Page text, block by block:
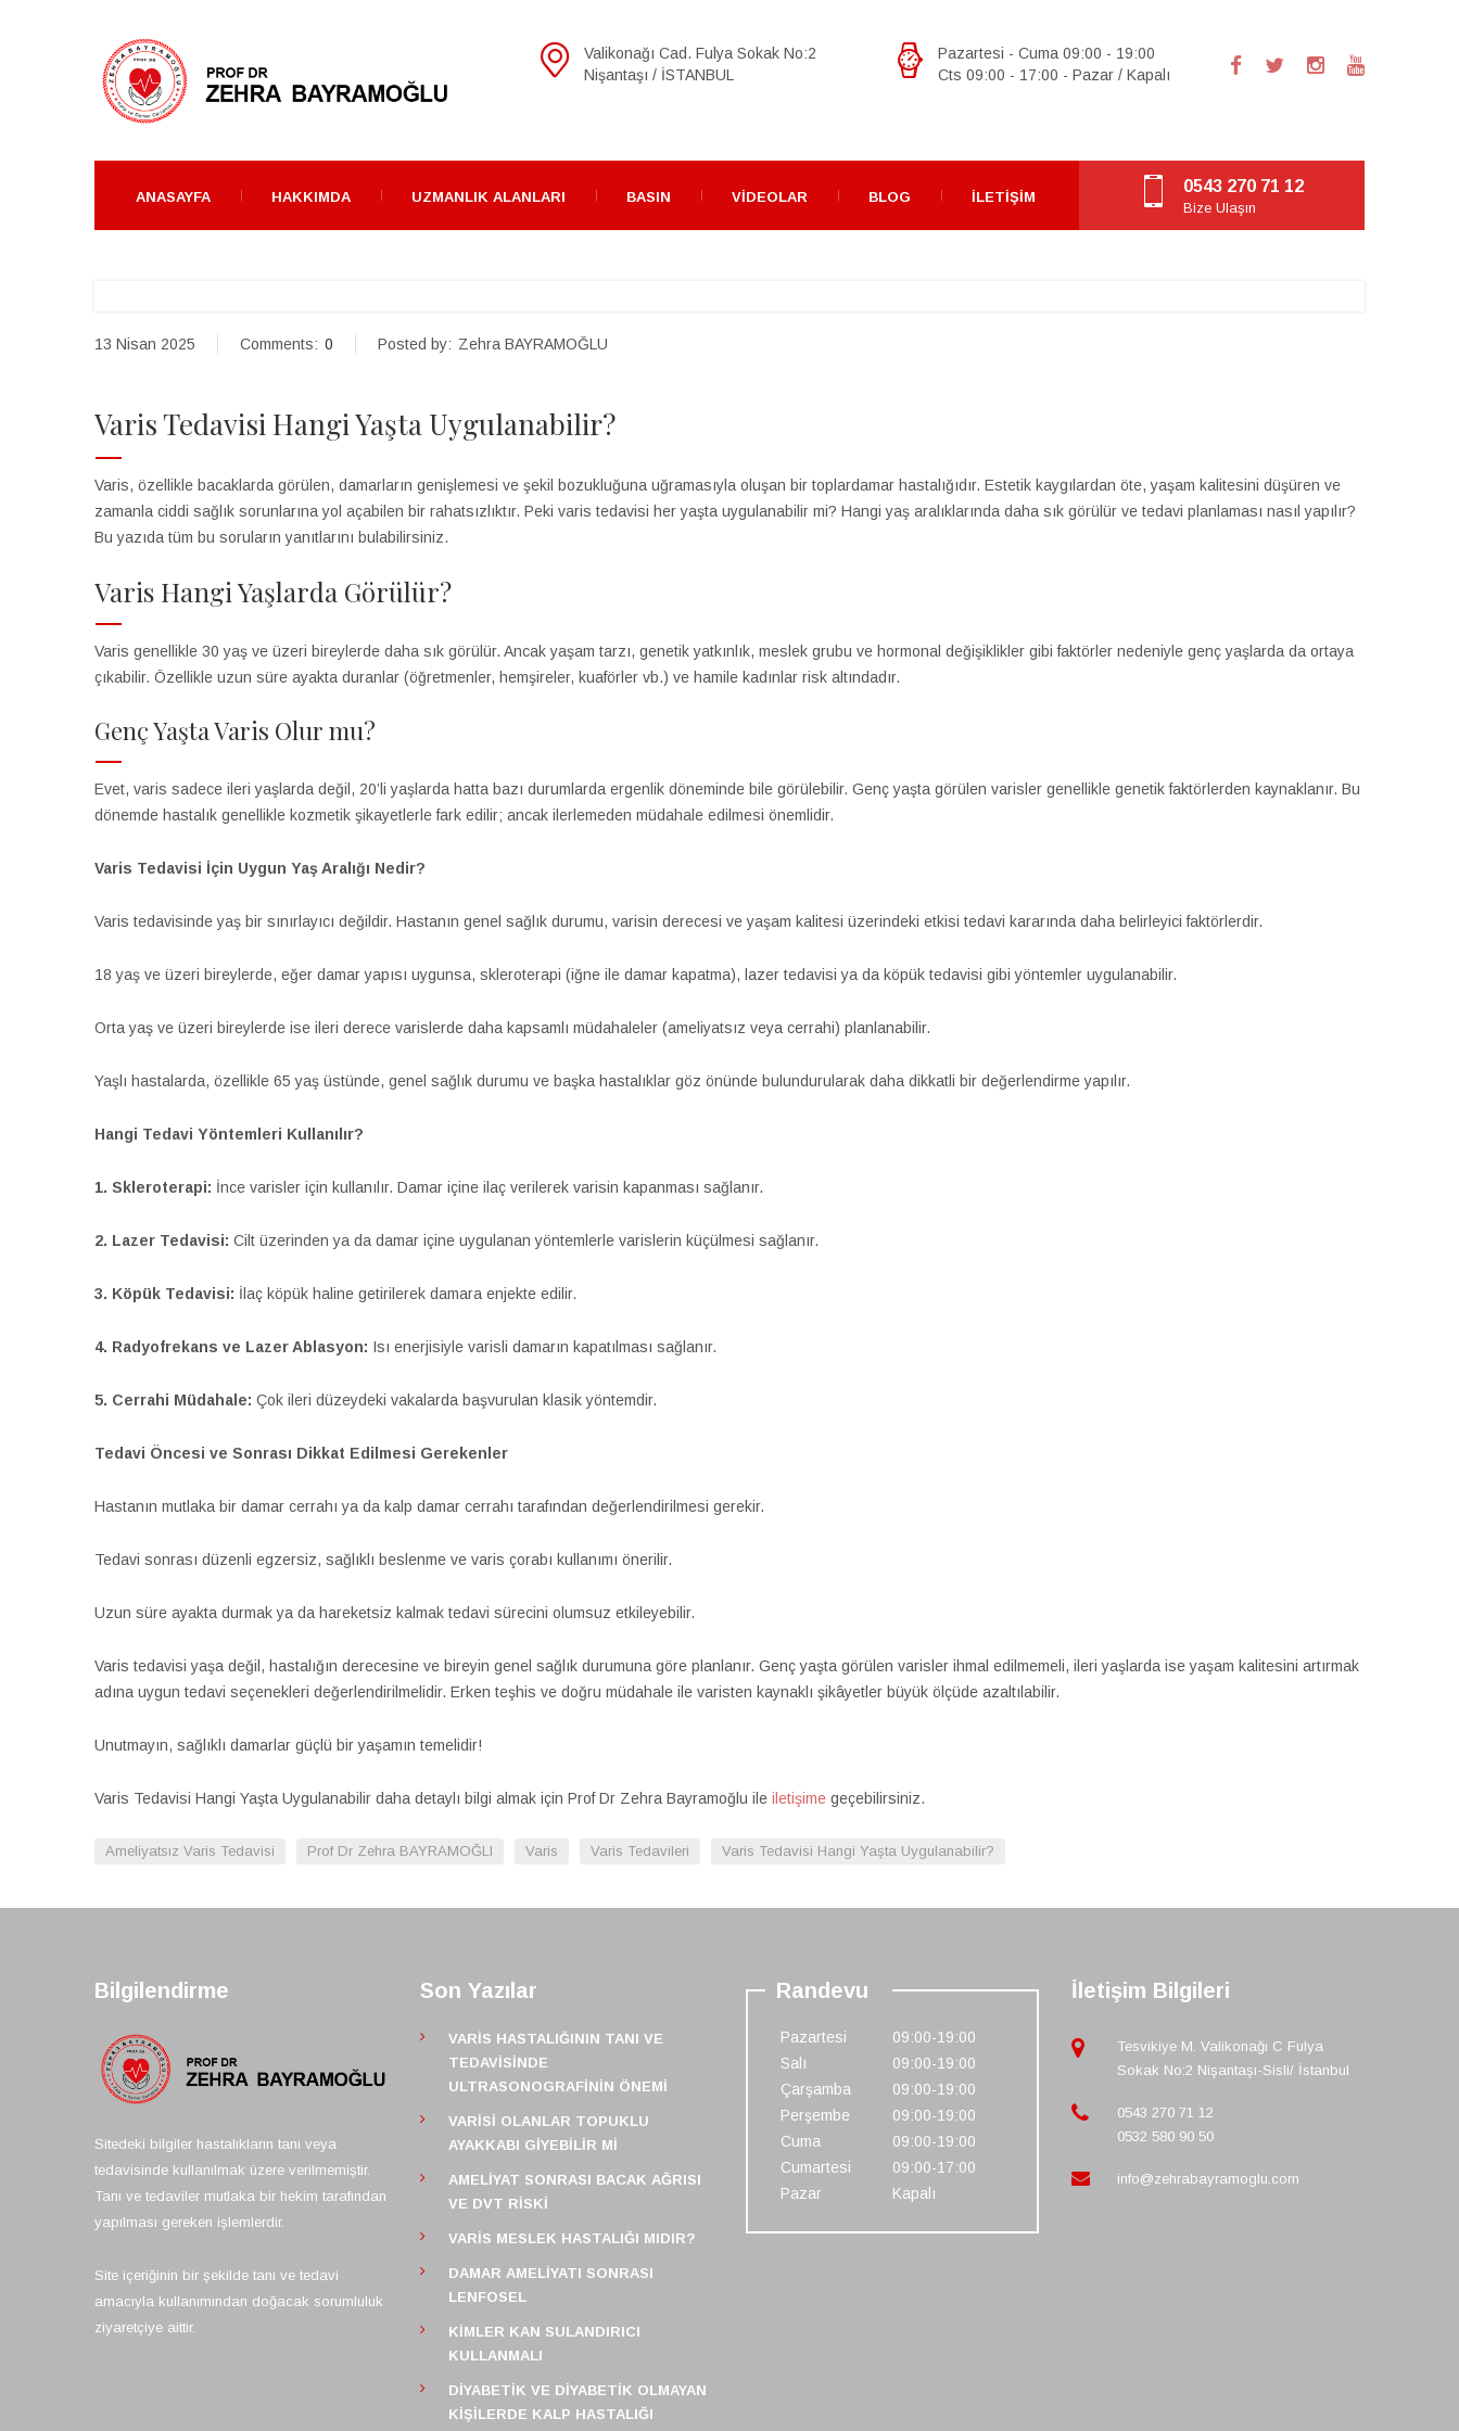
Pazartesi - Cuma 09:00 - 19:00
Cts 09:00 - 17:00 - Pazar / Kapalı
Valikonağı Cad. Fulya Sokak No:2
Nişantaşı / İSTANBUL
ANASAYFA HAKKIMDA UZMANLIK ALANLARI BASIN VIDEOLAR BLOG İLETIŞIM
0543 270 71 12
Bize Ulaşın
13 Nisan 2025 Comments: 0 Posted by: Zehra BAYRAMOĞLU
Varis Tedavisi Hangi Yaşta Uygulanabilir?
Varis, özellikle bacaklarda görülen, damarların genişlemesi ve şekil bozukluğuna uğramasıyla oluşan bir toplardamar hastalığıdır. Estetik kaygılardan öte, yaşam kalitesini düşüren ve
zamanla ciddi sağlık sorunlarına yol açabilen bir rahatsızlıktır. Peki varis tedavisi her yaşta uygulanabilir mi? Hangi yaş aralıklarında daha sık görülür ve tedavi planlaması nasıl yapılır?
Bu yazıda tüm bu soruların yanıtlarını bulabilirsiniz.
Varis Hangi Yaşlarda Görülür?
Varis genellikle 30 yaş ve üzeri bireylerde daha sık görülür. Ancak yaşam tarzı, genetik yatkınlık, meslek grubu ve hormonal değişiklikler gibi faktörler nedeniyle genç yaşlarda da ortaya
çıkabilir. Özellikle uzun süre ayakta duranlar (öğretmenler, hemşireler, kuaförler vb.) ve hamile kadınlar risk altındadır.
Genç Yaşta Varis Olur mu?
Evet, varis sadece ileri yaşlarda değil, 20’li yaşlarda hatta bazı durumlarda ergenlik döneminde bile görülebilir. Genç yaşta görülen varisler genellikle genetik faktörlerden kaynaklanır. Bu
dönemde hastalık genellikle kozmetik şikayetlerle fark edilir; ancak ilerlemeden müdahale edilmesi önemlidir.
Varis Tedavisi İçin Uygun Yaş Aralığı Nedir?
Varis tedavisinde yaş bir sınırlayıcı değildir. Hastanın genel sağlık durumu, varisin derecesi ve yaşam kalitesi üzerindeki etkisi tedavi kararında daha belirleyici faktörlerdir.
18 yaş ve üzeri bireylerde, eğer damar yapısı uygunsa, skleroterapi (iğne ile damar kapatma), lazer tedavisi ya da köpük tedavisi gibi yöntemler uygulanabilir.
Orta yaş ve üzeri bireylerde ise ileri derece varislerde daha kapsamlı müdahaleler (ameliyatsız veya cerrahi) planlanabilir.
Yaşlı hastalarda, özellikle 65 yaş üstünde, genel sağlık durumu ve başka hastalıklar göz önünde bulundurularak daha dikkatli bir değerlendirme yapılır.
Hangi Tedavi Yöntemleri Kullanılır?
1. Skleroterapi: İnce varisler için kullanılır. Damar içine ilaç verilerek varisin kapanması sağlanır.
2. Lazer Tedavisi: Cilt üzerinden ya da damar içine uygulanan yöntemlerle varislerin küçülmesi sağlanır.
3. Köpük Tedavisi: İlaç köpük haline getirilerek damara enjekte edilir.
4. Radyofrekans ve Lazer Ablasyon: Isı enerjisiyle varisli damarın kapatılması sağlanır.
5. Cerrahi Müdahale: Çok ileri düzeydeki vakalarda başvurulan klasik yöntemdir.
Tedavi Öncesi ve Sonrası Dikkat Edilmesi Gerekenler
Hastanın mutlaka bir damar cerrahı ya da kalp damar cerrahı tarafından değerlendirilmesi gerekir.
Tedavi sonrası düzenli egzersiz, sağlıklı beslenme ve varis çorabı kullanımı önerilir.
Uzun süre ayakta durmak ya da hareketsiz kalmak tedavi sürecini olumsuz etkileyebilir.
Varis tedavisi yaşa değil, hastalığın derecesine ve bireyin genel sağlık durumuna göre planlanır. Genç yaşta görülen varisler ihmal edilmemeli, ileri yaşlarda ise yaşam kalitesini artırmak
adına uygun tedavi seçenekleri değerlendirilmelidir. Erken teşhis ve doğru müdahale ile varisten kaynaklı şikâyetler büyük ölçüde azaltılabilir.
Unutmayın, sağlıklı damarlar güçlü bir yaşamın temelidir!
Varis Tedavisi Hangi Yaşta Uygulanabilir daha detaylı bilgi almak için Prof Dr Zehra Bayramoğlu ile iletişime geçebilirsiniz.
Ameliyatsız Varis Tedavisi Prof Dr Zehra BAYRAMOĞLI Varis Varis Tedavileri Varis Tedavisi Hangi Yaşta Uygulanabilir?
Bilgilendirme
Sitedeki bilgiler hastalıkların tanı veya
tedavisinde kullanılmak üzere verilmemiştir.
Tanı ve tedaviler mutlaka bir hekim tarafından
yapılması gereken işlemlerdir.
Site içeriğinin bir şekilde tanı ve tedavi
amacıyla kullanımından doğacak sorumluluk
ziyaretçiye aittir.
Son Yazılar
VARIS HASTALIĞININ TANI VE
TEDAVISINDE
ULTRASONOGRAFININ ÖNEMI
VARISI OLANLAR TOPUKLU
AYAKKABI GIYEBILIR MI
AMELIYAT SONRASI BACAK AĞRISI
VE DVT RISKI
VARIS MESLEK HASTALIĞI MIDIR?
DAMAR AMELIYATI SONRASI
LENFOSEL
KIMLER KAN SULANDIRICI
KULLANMALI
DIYABETIK VE DIYABETIK OLMAYAN
KIŞILERDE KALP HASTALIĞI
Randevu
Pazartesi
09:00-19:00
Salı
09:00-19:00
Çarşamba
09:00-19:00
Perşembe
09:00-19:00
Cuma
09:00-19:00
Cumartesi
09:00-17:00
Pazar
Kapalı
İletişim Bilgileri
Tesvikiye M. Valikonağı C Fulya
Sokak No:2 Nişantaşı-Sisli/ İstanbul
0543 270 71 12
0532 580 90 50
info@zehrabayramoglu.com